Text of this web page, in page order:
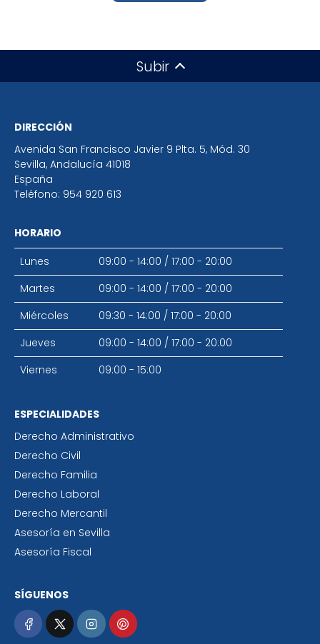
Subir
DIRECCIÓN
Avenida San Francisco Javier 9 Plta. 5, Mód. 30
Sevilla, Andalucía 41018
España
Teléfono: 954 920 613
HORARIO
Lunes
09:00 - 14:00 / 17:00 - 20:00
Martes
09:00 - 14:00 / 17:00 - 20:00
Miércoles
09:30 - 14:00 / 17:00 - 20:00
Jueves
09:00 - 14:00 / 17:00 - 20:00
Viernes
09:00 - 15:00
ESPECIALIDADES
Derecho Administrativo
Derecho Civil
Derecho Familia
Derecho Laboral
Derecho Mercantil
Asesoría en Sevilla
Asesoría Fiscal
SÍGUENOS